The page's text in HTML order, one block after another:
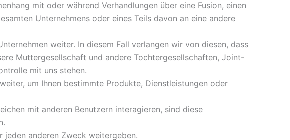
mit oder während Verhandlungen über eine Fusion, einen
Unternehmens oder eines Teils davon an eine andere
weiter. In diesem Fall verlangen wir von diesen, dass
Muttergesellschaft und andere Tochtergesellschaften, Joint-
mit uns stehen.
um Ihnen bestimmte Produkte, Dienstleistungen oder
mit anderen Benutzern interagieren, sind diese
jeden anderen Zweck weitergeben.